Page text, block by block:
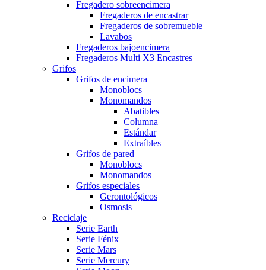
Fregadero sobreencimera
Fregaderos de encastrar
Fregaderos de sobremueble
Lavabos
Fregaderos bajoencimera
Fregaderos Multi X3 Encastres
Grifos
Grifos de encimera
Monoblocs
Monomandos
Abatibles
Columna
Estándar
Extraíbles
Grifos de pared
Monoblocs
Monomandos
Grifos especiales
Gerontológicos
Osmosis
Reciclaje
Serie Earth
Serie Fénix
Serie Mars
Serie Mercury